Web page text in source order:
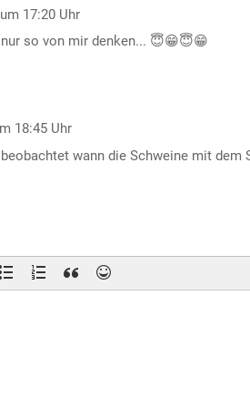
17:20 Uhr
so von mir denken... 😇😁😇😁
18:45 Uhr
wann die Schweine mit dem